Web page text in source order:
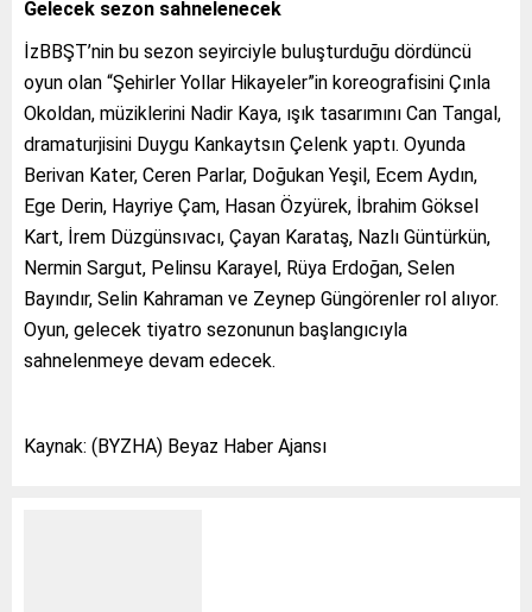
Gelecek sezon sahnelenecek
İzBBŞT’nin bu sezon seyirciyle buluşturduğu dördüncü
oyun olan “Şehirler Yollar Hikayeler”in koreografisini Çınla
Okoldan, müziklerini Nadir Kaya, ışık tasarımını Can Tangal,
dramaturjisini Duygu Kankaytsın Çelenk yaptı. Oyunda
Berivan Kater, Ceren Parlar, Doğukan Yeşil, Ecem Aydın,
Ege Derin, Hayriye Çam, Hasan Özyürek, İbrahim Göksel
Kart, İrem Düzgünsıvacı, Çayan Karataş, Nazlı Güntürkün,
Nermin Sargut, Pelinsu Karayel, Rüya Erdoğan, Selen
Bayındır, Selin Kahraman ve Zeynep Güngörenler rol alıyor.
Oyun, gelecek tiyatro sezonunun başlangıcıyla
sahnelenmeye devam edecek.
Kaynak: (BYZHA) Beyaz Haber Ajansı